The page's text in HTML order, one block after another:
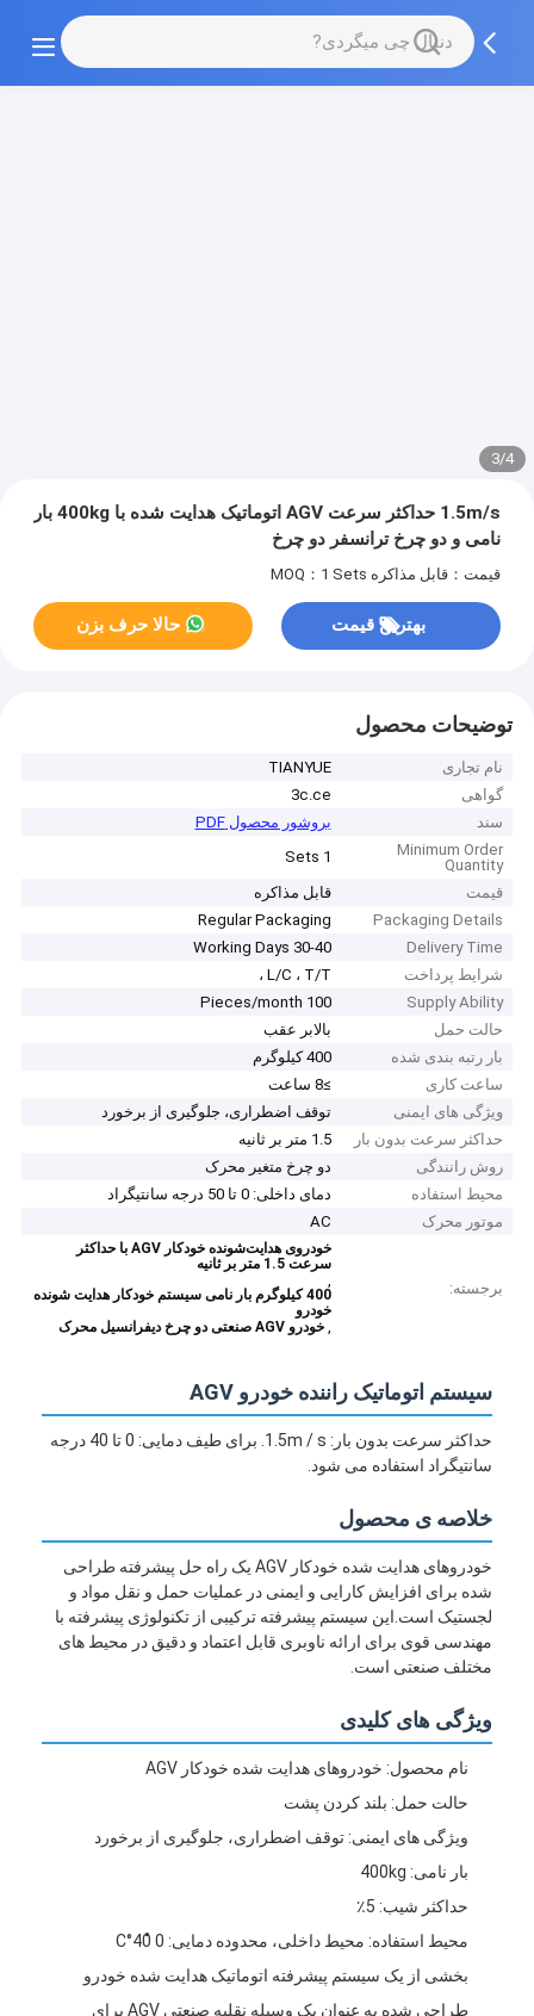
3/4
1.5m/s حداکثر سرعت AGV اتوماتیک هدایت شده با 400kg بار
نامی و دو چرخ ترانسفر دو چرخ
قیمت：قابل مذاکره MOQ：1 Sets
بهترین قیمت حالا حرف بزن
توضیحات محصول
نام تجاری
TIANYUE
گواهی
3c.ce
سند
بروشور محصول PDF
Minimum Order
Quantity
1 Sets
قیمت
قابل مذاکره
Packaging Details
Regular Packaging
Delivery Time
30-40 Working Days
شرایط پرداخت
L/C ، T/T ،
Supply Ability
100 Pieces/month
حالت حمل
بالابر عقب
بار رتبه بندی شده
400 کیلوگرم
ساعت کاری
≥8 ساعت
ویژگی های ایمنی
توقف اضطراری، جلوگیری از برخورد
حداکثر سرعت بدون بار
1.5 متر بر ثانیه
روش رانندگی
دو چرخ متغیر محرک
محیط استفاده
دمای داخلی: 0 تا 50 درجه سانتیگراد
موتور محرک
AC
برجسته:
خودروی هدایت‌شونده خودکار AGV با حداکثر
سرعت 1.5 متر بر ثانیه
,
400 کیلوگرم بار نامی سیستم خودکار هدایت شونده
خودرو
,خودرو AGV صنعتی دو چرخ دیفرانسیل محرک
سیستم اتوماتیک راننده خودرو AGV
حداکثر سرعت بدون بار: 1.5m / s. برای طیف دمایی: 0 تا 40 درجه
سانتیگراد استفاده می شود.
خلاصه ی محصول
خودروهای هدایت شده خودکار AGV یک راه حل پیشرفته طراحی
شده برای افزایش کارایی و ایمنی در عملیات حمل و نقل مواد و
لجستیک است.این سیستم پیشرفته ترکیبی از تکنولوژی پیشرفته با
مهندسی قوی برای ارائه ناوبری قابل اعتماد و دقیق در محیط های
مختلف صنعتی است.
ویژگی های کلیدی
نام محصول: خودروهای هدایت شده خودکار AGV
حالت حمل: بلند کردن پشت
ویژگی های ایمنی: توقف اضطراری، جلوگیری از برخورد
بار نامی: 400kg
حداکثر شیب: 5٪
محیط استفاده: محیط داخلی، محدوده دمایی: 0 ̊40°C
بخشی از یک سیستم پیشرفته اتوماتیک هدایت شده خودرو
طراحی شده به عنوان یک وسیله نقلیه صنعتی AGV برای